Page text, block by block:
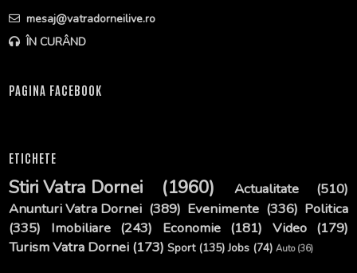
mesaj@vatradorneilive.ro
ÎN CURÂND
PAGINA FACEBOOK
ETICHETE
Stiri Vatra Dornei (1960) Actualitate
(510)
Anunturi Vatra Dornei (389) Evenimente (336) Politica
(335)
Imobiliare (243) Economie (181) Video (179)
Turism Vatra Dornei (173) Sport (135) Jobs (74) Auto (36)